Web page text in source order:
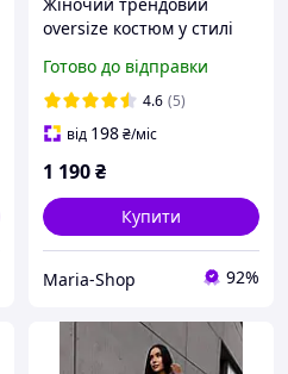
oversize костюм у стилі
графічним принтом Арт.
2788
Готово до відправки
4.6 (5)
від 198₴/міс
1 190₴
Купити
Maria-Shop 92%